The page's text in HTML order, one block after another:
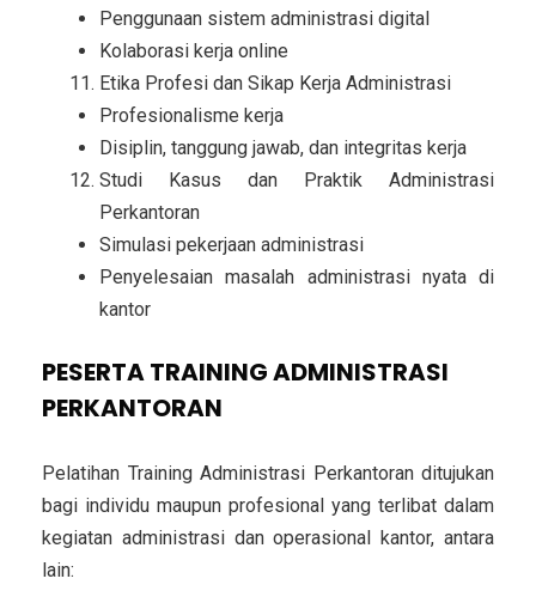
Penggunaan sistem administrasi digital
Kolaborasi kerja online
Etika Profesi dan Sikap Kerja Administrasi
Profesionalisme kerja
Disiplin, tanggung jawab, dan integritas kerja
Studi Kasus dan Praktik Administrasi
Perkantoran
Simulasi pekerjaan administrasi
Penyelesaian masalah administrasi nyata di
kantor
PESERTA TRAINING ADMINISTRASI
PERKANTORAN
Pelatihan Training Administrasi Perkantoran ditujukan
bagi individu maupun profesional yang terlibat dalam
kegiatan administrasi dan operasional kantor, antara
lain: